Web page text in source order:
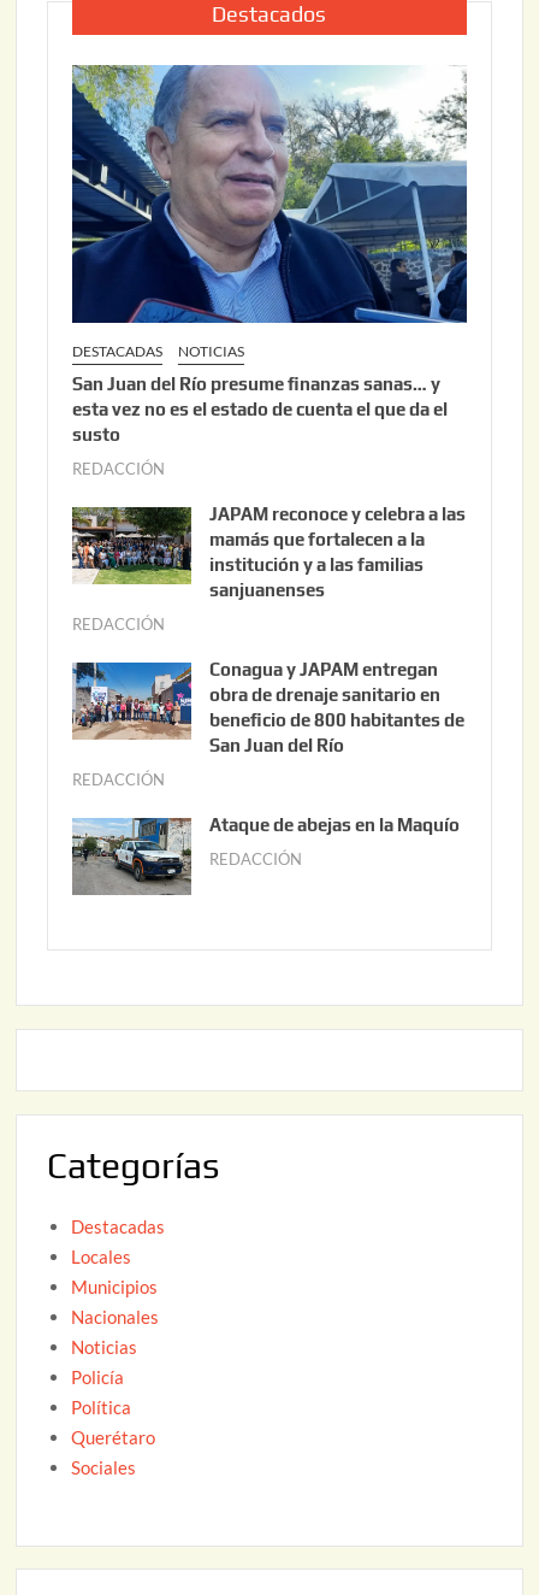
0
2
6
o
2
2
,
2
6
Destacados
DESTACADAS NOTICIAS
San Juan del Río presume finanzas sanas… y
esta vez no es el estado de cuenta el que da el
susto
REDACCIÓN
o
s
t
,
2
0
JAPAM reconoce y celebra a las
mamás que fortalecen a la
institución y a las familias
sanjuanenses
REDACCIÓN
n
i
o
,
2
0
6
Conagua y JAPAM entregan
obra de drenaje sanitario en
beneficio de 800 habitantes de
San Juan del Río
REDACCIÓN
n
i
o
Ataque de abejas en la Maquío
REDACCIÓN
o
2
Categorías
Destacadas
Locales
Municipios
Nacionales
Noticias
Policía
Política
Querétaro
Sociales